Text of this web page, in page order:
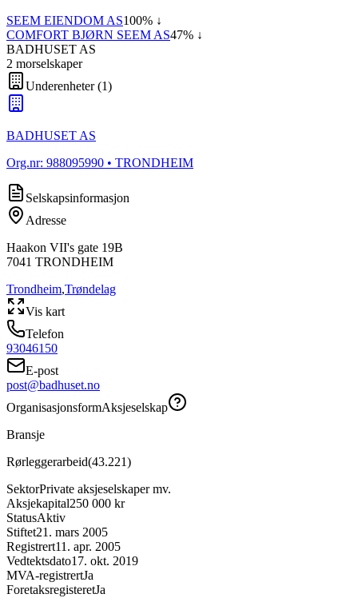
SEEM EIENDOM AS100% ↓
COMFORT BJØRN SEEM AS47% ↓
BADHUSET AS
2 morselskaper
Underenheter(1)
BADHUSET AS
Org.nr: 988095990 • TRONDHEIM
Selskapsinformasjon
Adresse
Haakon VII's gate 19B
7041 TRONDHEIM
Trondheim,Trøndelag
Vis kart
Telefon
93046150
E-post
post@badhuset.no
OrganisasjonsformAksjeselskap
Bransje
Rørleggerarbeid(43.221)
SektorPrivate aksjeselskaper mv.
Aksjekapital250 000 kr
StatusAktiv
Stiftet21. mars 2005
Registrert11. apr. 2005
Vedtektsdato17. okt. 2019
MVA-registrertJa
ForetaksregisteretJa